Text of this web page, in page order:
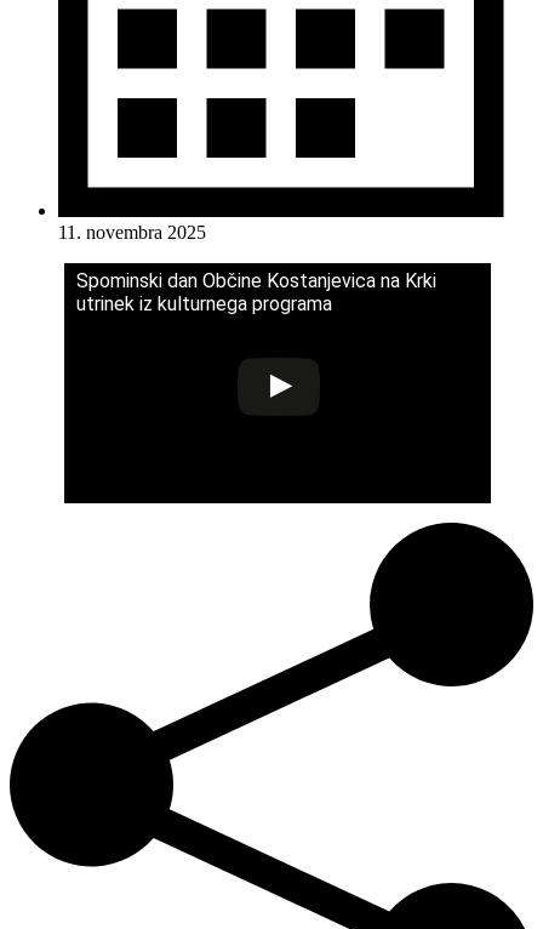
11. novembra 2025
Spominski dan Občine Kostanjevica na Krki
utrinek iz kulturnega programa